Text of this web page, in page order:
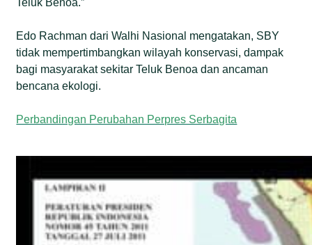
Edo Rachman dari Walhi Nasional mengatakan, SBY
tidak mempertimbangkan wilayah konservasi, dampak
bagi masyarakat sekitar Teluk Benoa dan ancaman
bencana ekologi.
Perbandingan Perubahan Perpres Serbagita